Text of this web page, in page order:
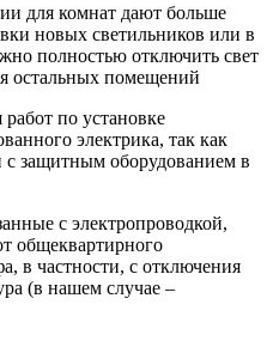
для комнат дают больше
новых светильников или в
полностью отключить свет
остальных помещений
по установке
электрика, так как
с защитным оборудованием в
с электропроводкой,
общеквартирного
в частности, с отключения
(в нашем случае –